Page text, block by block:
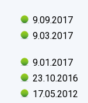
9.09.2017
9.03.2017
9.01.2017
23.10.2016
17.05.2012